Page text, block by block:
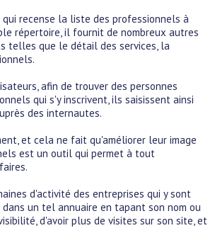
recense la liste des professionnels à
répertoire, il fournit de nombreux autres
telles que le détail des services, la
afin de trouver des personnes
qui s'y inscrivent, ils saisissent ainsi
des internautes.
et cela ne fait qu'améliorer leur image
est un outil qui permet à tout
d'activité des entreprises qui y sont
un tel annuaire en tapant son nom ou
d'avoir plus de visites sur son site, et